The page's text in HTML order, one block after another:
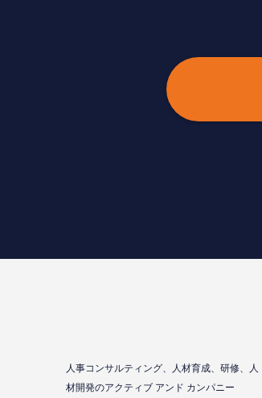
⼈事コンサルティング、⼈材育成、研修、⼈
材開発のアクティブ アンド カンパニー